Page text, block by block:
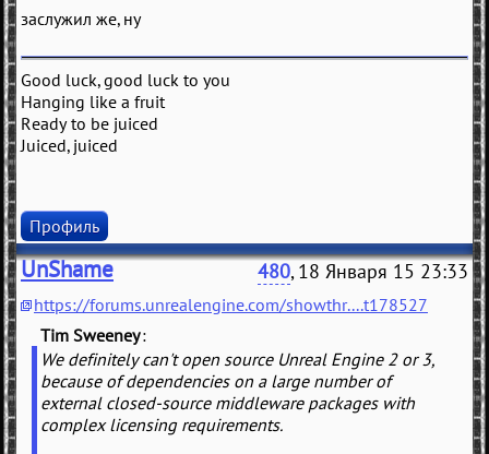
заслужил же, ну
Good luck, good luck to you
Hanging like a fruit
Ready to be juiced
Juiced, juiced
Профиль
UnShame 480, 18 Января 15 23:33
https://forums.unrealengine.com/showthr....t178527
Tim Sweeney
We definitely can't open source Unreal Engine 2 or 3,
because of dependencies on a large number of
external closed-source middleware packages with
complex licensing requirements.